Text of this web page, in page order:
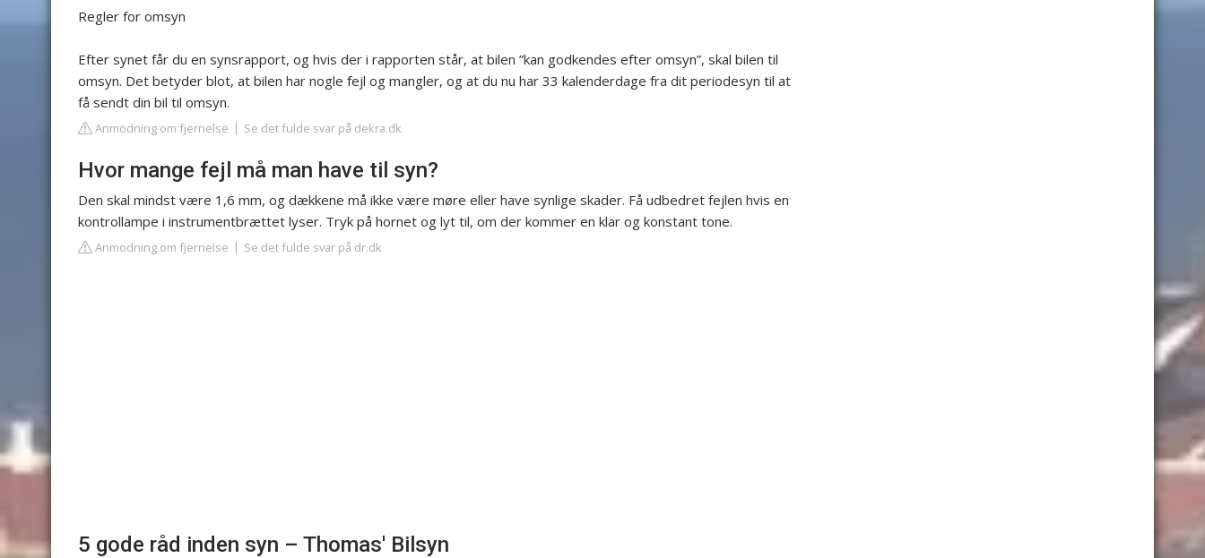
Regler for omsyn
Efter synet får du en synsrapport, og hvis der i rapporten står, at bilen ”kan godkendes efter omsyn”, skal bilen til
omsyn. Det betyder blot, at bilen har nogle fejl og mangler, og at du nu har 33 kalenderdage fra dit periodesyn til at
få sendt din bil til omsyn.
Anmodning om fjernelse Se det fulde svar på dekra.dk
Hvor mange fejl må man have til syn?
Den skal mindst være 1,6 mm, og dækkene må ikke være møre eller have synlige skader. Få udbedret fejlen hvis en
kontrollampe i instrumentbrættet lyser. Tryk på hornet og lyt til, om der kommer en klar og konstant tone.
Anmodning om fjernelse Se det fulde svar på dr.dk
5 gode råd inden syn – Thomas' Bilsyn